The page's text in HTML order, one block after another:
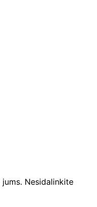
jums. Nesidalinkite